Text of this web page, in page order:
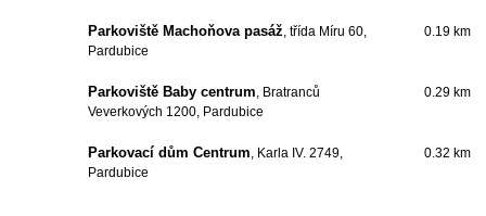
Parkoviště Machoňova pasáž, třída Míru 60,
Pardubice
0.19 km
Parkoviště Baby centrum, Bratranců
Veverkových 1200, Pardubice
0.29 km
Parkovací dům Centrum, Karla IV. 2749,
Pardubice
0.32 km